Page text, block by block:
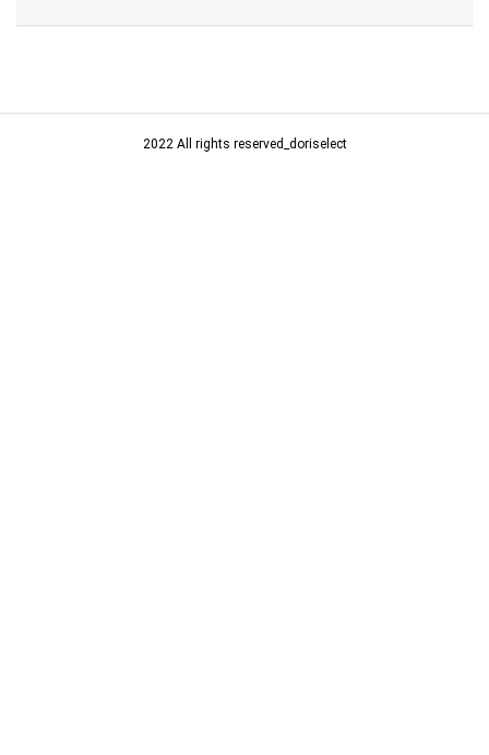
2022 All rights reserved_doriselect